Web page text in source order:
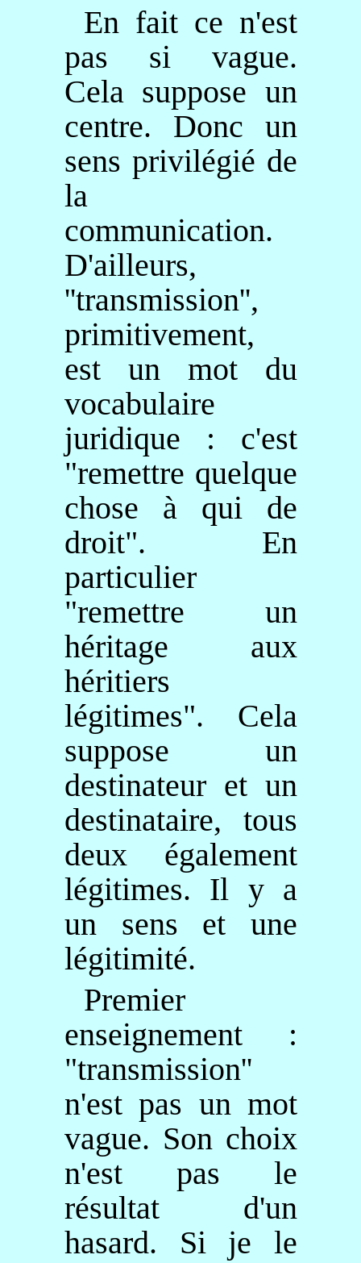
En fait ce n'est
pas si vague.
Cela suppose un
centre. Donc un
sens privilégié de
la
communication.
D'ailleurs,
''transmission'',
primitivement,
est un mot du
vocabulaire
juridique : c'est
"remettre quelque
chose à qui de
droit". En
particulier
"remettre un
héritage aux
héritiers
légitimes". Cela
suppose un
destinateur et un
destinataire, tous
deux également
légitimes. Il y a
un sens et une
légitimité.
Premier
enseignement :
"transmission''
n'est pas un mot
vague. Son choix
n'est pas le
résultat d'un
hasard. Si je le